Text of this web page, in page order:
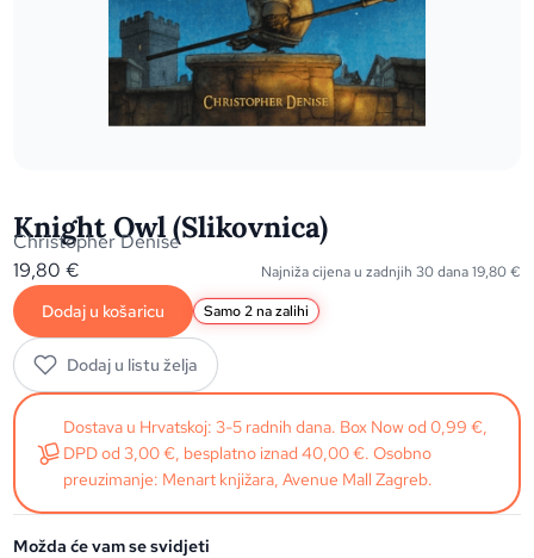
Knight Owl (Slikovnica)
Christopher Denise
19,80€ Najniža cijena u zadnjih 30 dana19,80€
Dodaj u košaricu Samo 2 na zalihi
Dodaj u listu želja
Dostava u Hrvatskoj: 3-5 radnih dana. Box Now od 0,99 €,
DPD od 3,00 €, besplatno iznad 40,00 €. Osobno
preuzimanje: Menart knjižara, Avenue Mall Zagreb.
Možda će vam se svidjeti